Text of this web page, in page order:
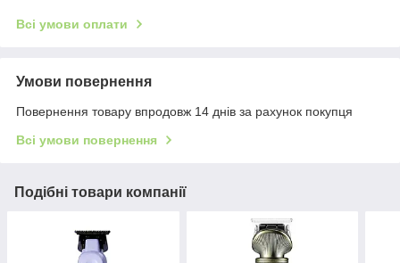
Всі умови оплати
Умови повернення
Повернення товару впродовж 14 днів за рахунок покупця
Всі умови повернення
Подібні товари компанії